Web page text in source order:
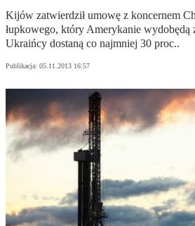
Kijów zatwierdził umowę z koncernem
łupkowego, który Amerykanie wydobędą
Ukraińcy dostaną co najmniej 30 proc..
Publikacja: 05.11.2013 16:57